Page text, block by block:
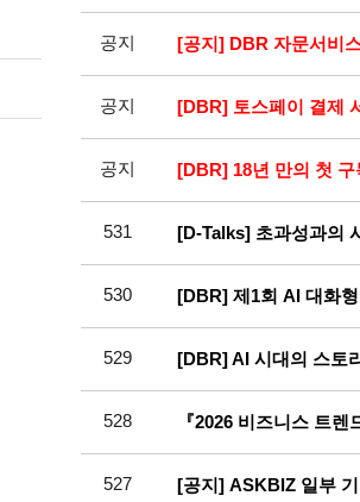
공지 [공지] DBR 자문서비
공지 [DBR] 토스페이 결제
공지 [DBR] 18년 만의 첫
531 [D-Talks] 초과성과의
530 [DBR] 제1회 AI 대화
529 [DBR] AI 시대의 스토
528 『2026 비즈니스 트
527 [공지] ASKBIZ 일부